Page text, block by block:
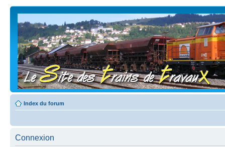
Index du forum
Connexion